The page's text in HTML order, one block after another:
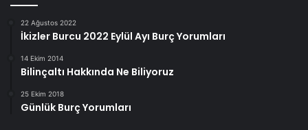
22 Ağustos 2022
İkizler Burcu 2022 Eylül Ayı Burç Yorumları
14 Ekim 2014
Bilinçaltı Hakkında Ne Biliyoruz
25 Ekim 2018
Günlük Burç Yorumları